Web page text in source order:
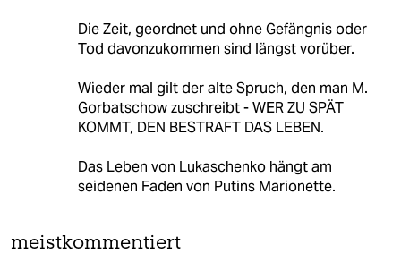
Die Zeit, geordnet und ohne Gefängnis oder
Tod davonzukommen sind längst vorüber.
Wieder mal gilt der alte Spruch, den man M.
Gorbatschow zuschreibt - WER ZU SPÄT
KOMMT, DEN BESTRAFT DAS LEBEN.
Das Leben von Lukaschenko hängt am
seidenen Faden von Putins Marionette.
meistkommentiert